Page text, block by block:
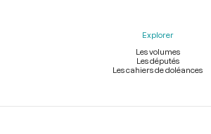
Explorer
Les volumes
Les députés
Les cahiers de doléances